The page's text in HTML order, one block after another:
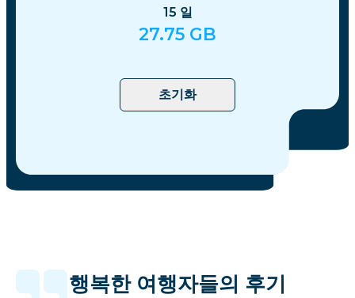
15 일
27.75 GB
초기화
행복한 여행자들의 후기